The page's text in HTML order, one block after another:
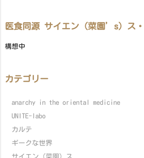
医食同源 サイエン（菜園’s）ス
構想中
カテゴリー
anarchy in the oriental medicine
UNITE-labo
カルテ
ギークな世界
サイエン（菜園）ス